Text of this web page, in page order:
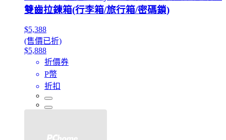
雙齒拉鍊箱(行李箱/旅行箱/密碼鎖)
$5,388
(售價已折)
$5,888
折價券
P幣
折扣